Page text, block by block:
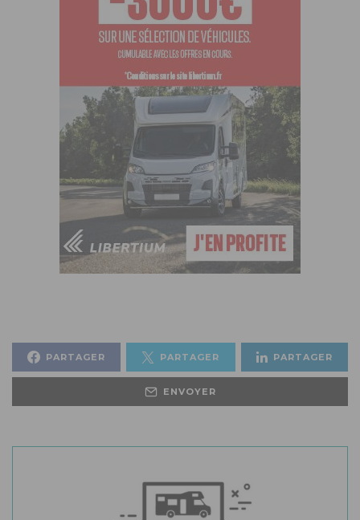
PARTAGER PARTAGER PARTAGER
ENVOYER